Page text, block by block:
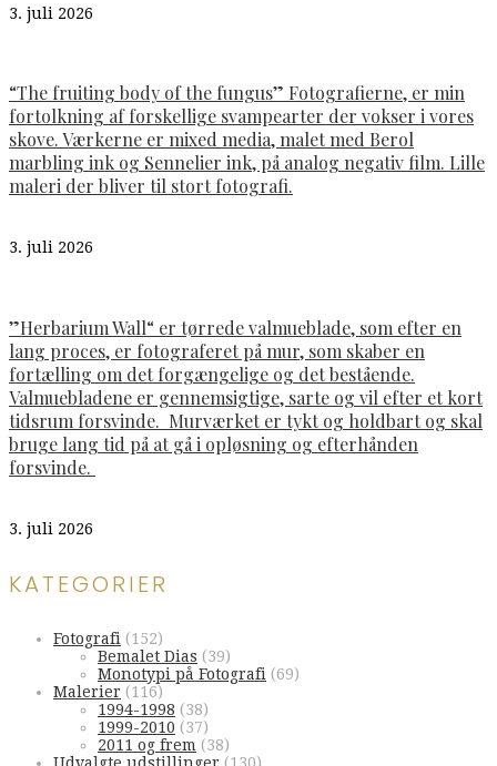
3. juli 2026
“The fruiting body of the fungus” Fotografierne, er min
fortolkning af forskellige svampearter der vokser i vores
skove. Værkerne er mixed media, malet med Berol
marbling ink og Sennelier ink, på analog negativ film. Lille
maleri der bliver til stort fotografi.
3. juli 2026
”Herbarium Wall“ er tørrede valmueblade, som efter en
lang proces, er fotograferet på mur, som skaber en
fortælling om det forgængelige og det bestående.
Valmuebladene er gennemsigtige, sarte og vil efter et kort
tidsrum forsvinde. Murværket er tykt og holdbart og skal
bruge lang tid på at gå i opløsning og efterhånden
forsvinde.
3. juli 2026
KATEGORIER
Fotografi (152)
Bemalet Dias (39)
Monotypi på Fotografi (69)
Malerier (116)
1994-1998 (38)
1999-2010 (37)
2011 og frem (38)